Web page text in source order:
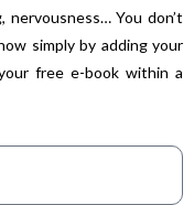
You don’t
simply by adding your
free e-book within a